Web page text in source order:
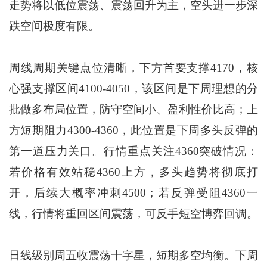
走势将以低位震荡、震荡回升为主，空头进一步深
跌空间极度有限。
周线周期关键点位清晰，下方首要支撑4170，核
心强支撑区间4100-4050，该区间是下周理想的分
批做多布局位置，防守空间小、盈利性价比高；上
方短期阻力4300-4360，此位置是下周多头反弹的
第一道压力关口。行情重点关注4360突破情况：
若价格有效站稳4360上方，多头趋势将彻底打
开，后续大概率冲刺4500；若反弹受阻4360一
线，行情将重回区间震荡，可反手短空博弈回调。
日线级别周五收震荡十字星，短期多空均衡。下周